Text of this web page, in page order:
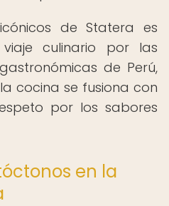
de Statera es
culinario por las
de Perú,
cocina se fusiona con
por los sabores
en la